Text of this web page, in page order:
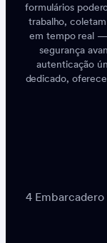
formulários
trabalho,
em tempo real —
segurança
autenticação
dedicado,
4